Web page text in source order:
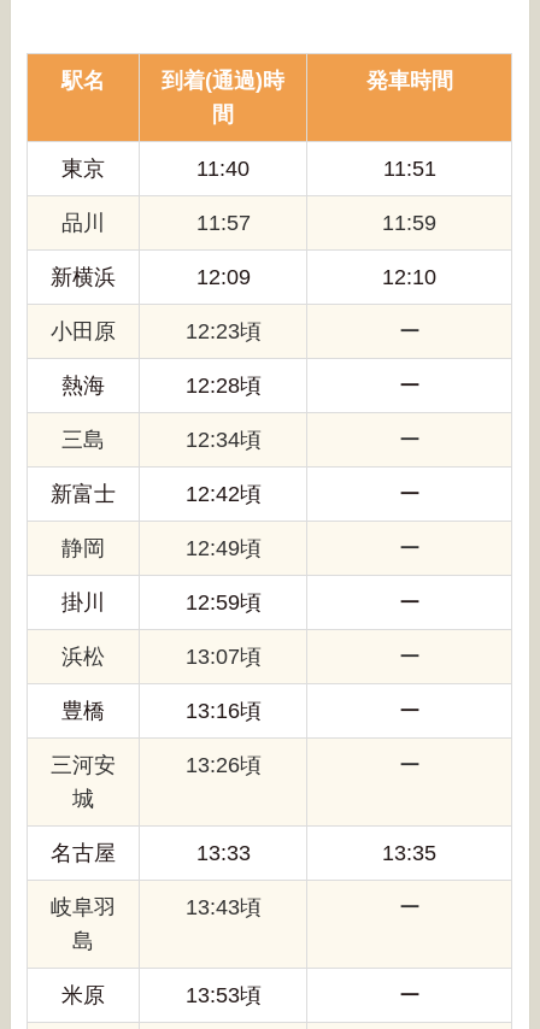
駅名
到着(通過)時
間
発車時間
東京 11:40 11:51
品川 11:57 11:59
新横浜 12:09 12:10
小田原 12:23頃 ー
熱海 12:28頃 ー
三島 12:34頃 ー
新富士 12:42頃 ー
静岡 12:49頃 ー
掛川 12:59頃 ー
浜松 13:07頃 ー
豊橋 13:16頃 ー
三河安
城
13:26頃 ー
名古屋 13:33 13:35
岐阜羽
島
13:43頃 ー
米原 13:53頃 ー